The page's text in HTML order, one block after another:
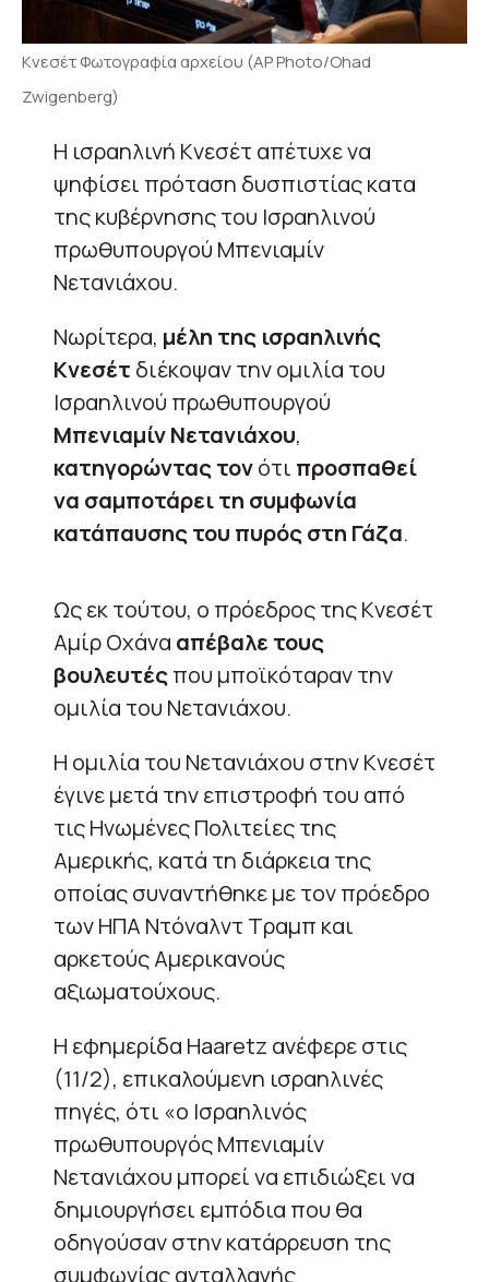
Κνεσέτ Φωτογραφία αρχείου (AP Photo/Ohad
Zwigenberg)
Η ισραηλινή Κνεσέτ απέτυχε να
ψηφίσει πρόταση δυσπιστίας κατα
της κυβέρνησης του Ισραηλινού
πρωθυπουργού Μπενιαμίν
Νετανιάχου.
Νωρίτερα, μέλη της ισραηλινής
Κνεσέτ διέκοψαν την ομιλία του
Ισραηλινού πρωθυπουργού
Μπενιαμίν Νετανιάχου,
κατηγορώντας τονότι προσπαθεί
να σαμποτάρει τη συμφωνία
κατάπαυσης του πυρός στη Γάζα.
Ως εκ τούτου, ο πρόεδρος της Κνεσέτ
Αμίρ Οχάνα απέβαλε τους
βουλευτέςπου μποϊκόταραν την
ομιλία του Νετανιάχου.
Η ομιλία του Νετανιάχου στην Κνεσέτ
έγινε μετά την επιστροφή του από
τις Ηνωμένες Πολιτείες της
Αμερικής, κατά τη διάρκεια της
οποίας συναντήθηκε με τον πρόεδρο
των ΗΠΑ Ντόναλντ Τραμπ και
αρκετούς Αμερικανούς
αξιωματούχους.
Η εφημερίδα Haaretz ανέφερε στις
(11/2), επικαλούμενη ισραηλινές
πηγές, ότι «ο Ισραηλινός
πρωθυπουργός Μπενιαμίν
Νετανιάχου μπορεί να επιδιώξει να
δημιουργήσει εμπόδια που θα
οδηγούσαν στην κατάρρευση της
συμφωνίας ανταλλαγής